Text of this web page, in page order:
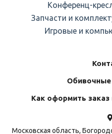
Конференц-
Запчасти и
Игровые и
Как оформить заказ
Московская область,